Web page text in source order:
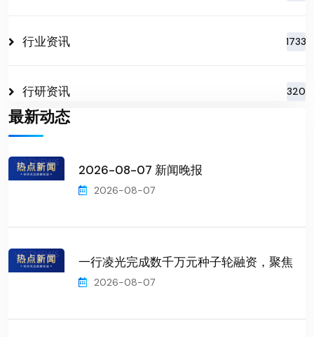
行业资讯 1733
行研资讯 320
最新动态
2026-08-07 新闻晚报
2026-08-07
一行凌光完成数千万元种子轮融资，聚焦
2026-08-07